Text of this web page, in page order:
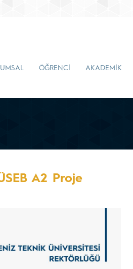
ÖĞRENCİ AKADEMİK
A2 Proje